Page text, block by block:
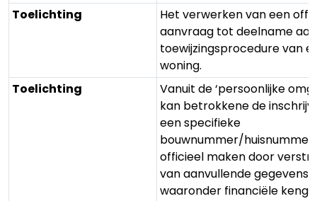
Toelichting
Het verwerken van een
aanvraag tot deelname
toewijzingsprocedure van
woning.
Toelichting
Vanuit de ‘persoonlijke
kan betrokkene de
een specifieke
bouwnummer/
officieel maken door
van aanvullende gegevens,
waaronder financiële